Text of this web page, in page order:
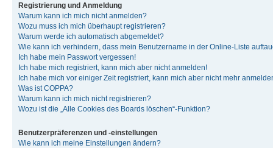
Registrierung und Anmeldung
Warum kann ich mich nicht anmelden?
Wozu muss ich mich überhaupt registrieren?
Warum werde ich automatisch abgemeldet?
Wie kann ich verhindern, dass mein Benutzername in der Online-Liste
Ich habe mein Passwort vergessen!
Ich habe mich registriert, kann mich aber nicht anmelden!
Ich habe mich vor einiger Zeit registriert, kann mich aber nicht mehr
Was ist COPPA?
Warum kann ich mich nicht registrieren?
Wozu ist die „Alle Cookies des Boards löschen“-Funktion?
Benutzerpräferenzen und -einstellungen
Wie kann ich meine Einstellungen ändern?